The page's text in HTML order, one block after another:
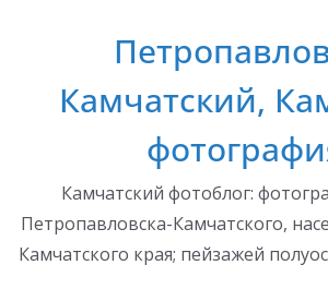
Камчатский,
Камчатский фотоблог:
Петропавловска-Камчатского,
Камчатского края; пейзажей